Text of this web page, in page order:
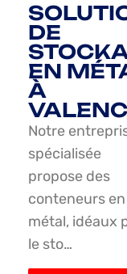
DE
EN
À
Notre
spécialisée
propose des
conteneurs en
métal, idéaux
le sto…